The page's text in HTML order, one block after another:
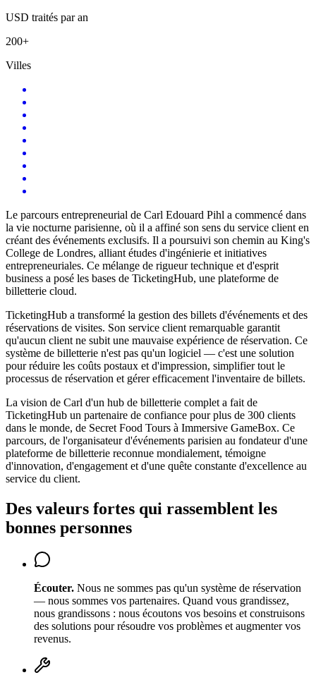
USD traités par an
200+
Villes
Le parcours entrepreneurial de Carl Edouard Pihl a commencé dans
la vie nocturne parisienne, où il a affiné son sens du service client en
créant des événements exclusifs. Il a poursuivi son chemin au King's
College de Londres, alliant études d'ingénierie et initiatives
entrepreneuriales. Ce mélange de rigueur technique et d'esprit
business a posé les bases de TicketingHub, une plateforme de
billetterie cloud.
TicketingHub a transformé la gestion des billets d'événements et des
réservations de visites. Son service client remarquable garantit
qu'aucun client ne subit une mauvaise expérience de réservation. Ce
système de billetterie n'est pas qu'un logiciel — c'est une solution
pour réduire les coûts postaux et d'impression, simplifier tout le
processus de réservation et gérer efficacement l'inventaire de billets.
La vision de Carl d'un hub de billetterie complet a fait de
TicketingHub un partenaire de confiance pour plus de 300 clients
dans le monde, de Secret Food Tours à Immersive GameBox. Ce
parcours, de l'organisateur d'événements parisien au fondateur d'une
plateforme de billetterie reconnue mondialement, témoigne
d'innovation, d'engagement et d'une quête constante d'excellence au
service du client.
Des valeurs fortes qui rassemblent les
bonnes personnes
Écouter. Nous ne sommes pas qu'un système de réservation
— nous sommes vos partenaires. Quand vous grandissez,
nous grandissons : nous écoutons vos besoins et construisons
des solutions pour résoudre vos problèmes et augmenter vos
revenus.